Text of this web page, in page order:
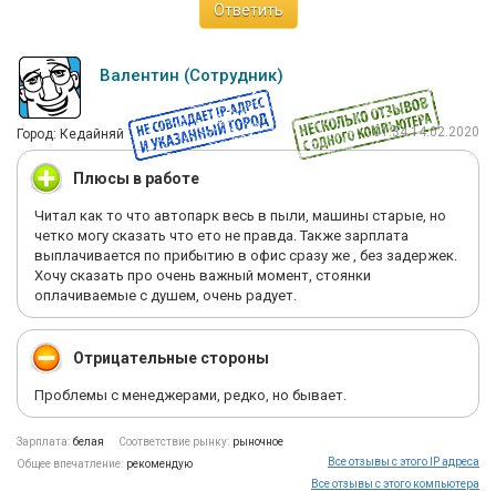
Ответить
Валентин (Сотрудник)
Город: Кедайняй 01:34 14.02.2020
Плюсы в работе
Читал как то что автопарк весь в пыли, машины старые, но
четко могу сказать что ето не правда. Также зарплата
выплачивается по прибытию в офис сразу же , без задержек.
Хочу сказать про очень важный момент, стоянки
оплачиваемые с душем, очень радует.
Отрицательные стороны
Проблемы с менеджерами, редко, но бывает.
Зарплата: белая Соответствие рынку: рыночное
Общее впечатление: рекомендую
Все отзывы с этого IP адреса
Все отзывы с этого компьютера